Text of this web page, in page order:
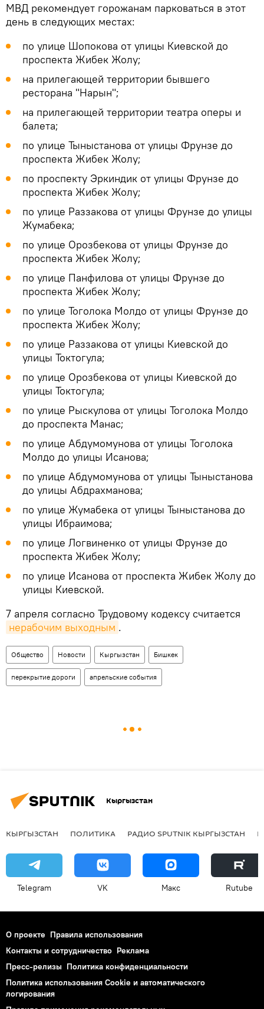
МВД рекомендует горожанам парковаться в этот
день в следующих местах:
по улице Шопокова от улицы Киевской до
проспекта Жибек Жолу;
на прилегающей территории бывшего
ресторана "Нарын";
на прилегающей территории театра оперы и
балета;
по улице Тыныстанова от улицы Фрунзе до
проспекта Жибек Жолу;
по проспекту Эркиндик от улицы Фрунзе до
проспекта Жибек Жолу;
по улице Раззакова от улицы Фрунзе до улицы
Жумабека;
по улице Орозбекова от улицы Фрунзе до
проспекта Жибек Жолу;
по улице Панфилова от улицы Фрунзе до
проспекта Жибек Жолу;
по улице Тоголока Молдо от улицы Фрунзе до
проспекта Жибек Жолу;
по улице Раззакова от улицы Киевской до
улицы Токтогула;
по улице Орозбекова от улицы Киевской до
улицы Токтогула;
по улице Рыскулова от улицы Тоголока Молдо
до проспекта Манас;
по улице Абдумомунова от улицы Тоголока
Молдо до улицы Исанова;
по улице Абдумомунова от улицы Тыныстанова
до улицы Абдрахманова;
по улице Жумабека от улицы Тыныстанова до
улицы Ибраимова;
по улице Логвиненко от улицы Фрунзе до
проспекта Жибек Жолу;
по улице Исанова от проспекта Жибек Жолу до
улицы Киевской.
7 апреля согласно Трудовому кодексу считается
нерабочим выходным .
Общество Новости Кыргызстан Бишкек
перекрытие дороги апрельские события
Кыргызстан
КЫРГЫЗСТАН ПОЛИТИКА РАДИО SPUTNIK КЫРГЫЗСТАН
Telegram VK Макс Rutube
О проекте Правила использования
Контакты и сотрудничество Реклама
Пресс-релизы Политика конфиденциальности
Политика использования Cookie и автоматического
логирования